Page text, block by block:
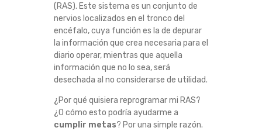
(RAS). Este sistema es un conjunto de
nervios localizados en el tronco del
encéfalo, cuya función es la de depurar
la información que crea necesaria para el
diario operar, mientras que aquella
información que no lo sea, será
desechada al no considerarse de utilidad.
¿Por qué quisiera reprogramar mi RAS?
¿O cómo esto podría ayudarme a
cumplir metas? Por una simple razón.